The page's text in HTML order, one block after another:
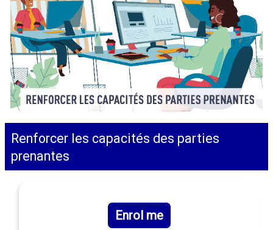
Renforcer les capacités des parties
prenantes
Enrol me